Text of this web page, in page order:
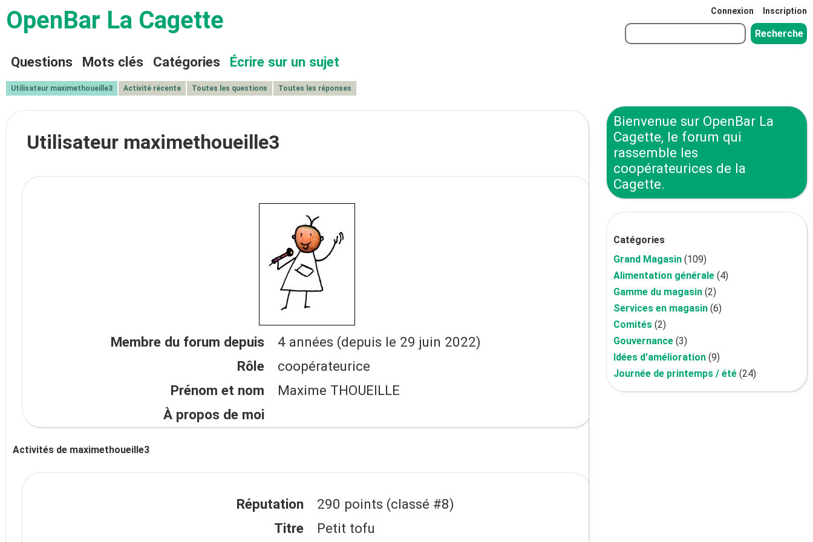
OpenBar La Cagette Connexion Inscription
Questions Mots clés Catégories Écrire sur un sujet
Utilisateur maximethoueille3 Activité récente Toutes les questions Toutes les réponses
Bienvenue sur OpenBar La
Cagette, le forum qui
rassemble les
coopérateurices de la
Cagette.
Catégories
Grand Magasin (109)
Alimentation générale (4)
Gamme du magasin (2)
Services en magasin (6)
Comités (2)
Gouvernance (3)
Idées d'amélioration (9)
Journée de printemps / été (24)
Utilisateur maximethoueille3
Membre du forum depuis
4 années (depuis le 29 juin 2022)
Rôle
coopérateurice
Prénom et nom
Maxime THOUEILLE
À propos de moi
Activités de maximethoueille3
Réputation 290 points (classé #8)
Titre
Petit tofu